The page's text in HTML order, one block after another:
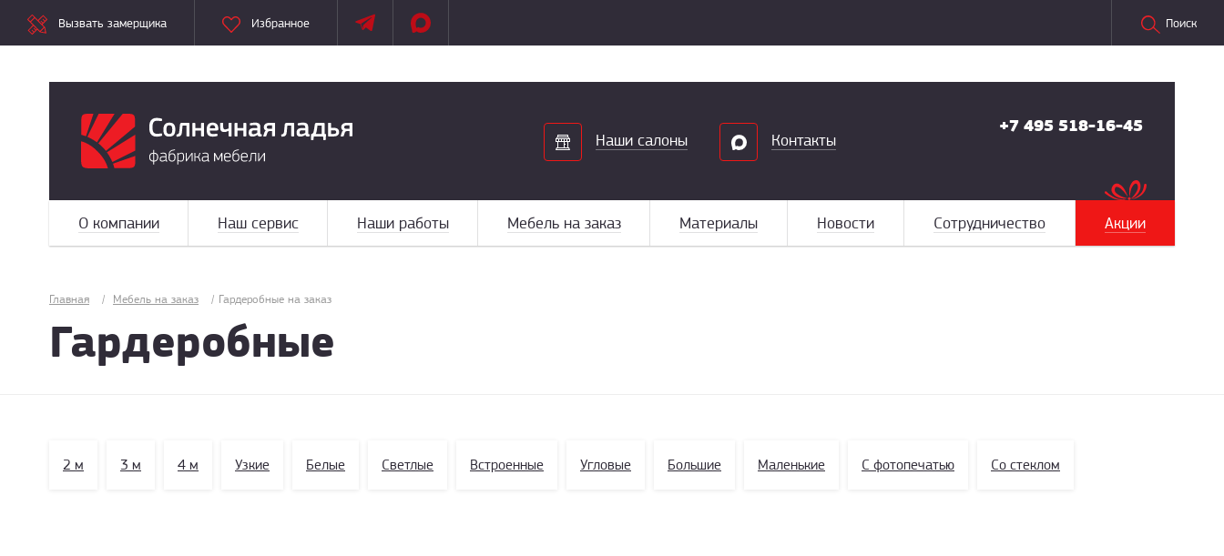
Вызвать замерщика Избранное Поиск
Наши салоны Контакты
+7 495 518-16-45
О компании Наш сервис Наши работы Мебель на заказ Материалы Новости Сотрудничество Акции
Главная / Мебель на заказ / Гардеробные на заказ
Гардеробные
2 м 3 м 4 м Узкие Белые Светлые Встроенные Угловые Большие Маленькие С фотопечатью Со стеклом